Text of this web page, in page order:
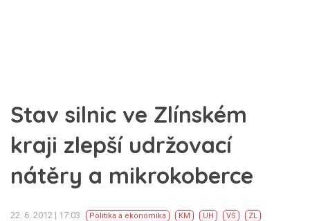
Stav silnic ve Zlínském
kraji zlepší udržovací
nátěry a mikrokoberce
22. 6. 2012 | 17:03 Politika a ekonomika KM UH VS ZL